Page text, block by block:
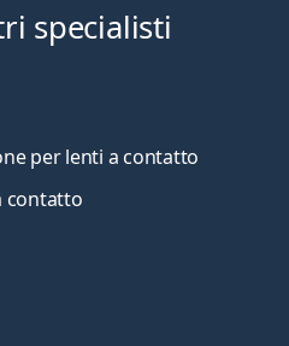
specialisti
per lenti a contatto
contatto